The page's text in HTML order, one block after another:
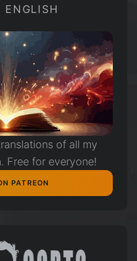
ENGLISH
of all my
Free for everyone!
PATREON